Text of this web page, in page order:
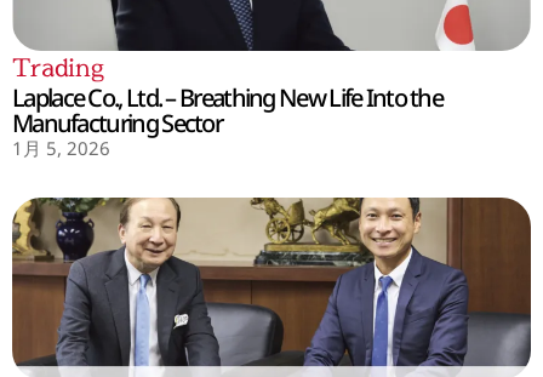
Trading
Laplace Co., Ltd. – Breathing New Life Into the
Manufacturing Sector
1月 5, 2026